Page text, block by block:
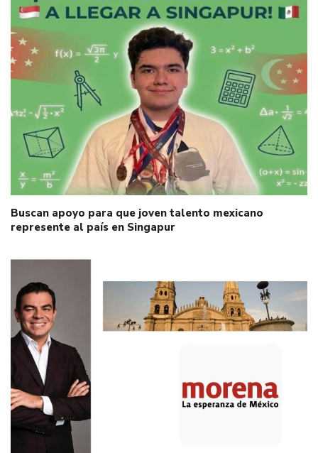
Buscan apoyo para que joven talento mexicano
represente al país en Singapur